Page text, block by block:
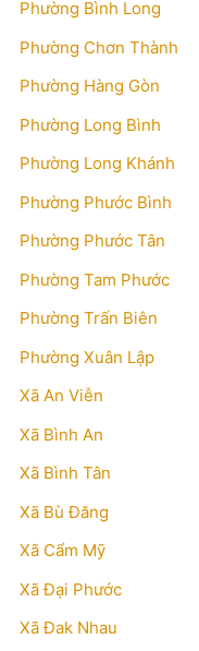
Phường Bình Long
Phường Chơn Thành
Phường Hàng Gòn
Phường Long Bình
Phường Long Khánh
Phường Phước Bình
Phường Phước Tân
Phường Tam Phước
Phường Trấn Biên
Phường Xuân Lập
Xã An Viễn
Xã Bình An
Xã Bình Tân
Xã Bù Đăng
Xã Cẩm Mỹ
Xã Đại Phước
Xã Đak Nhau